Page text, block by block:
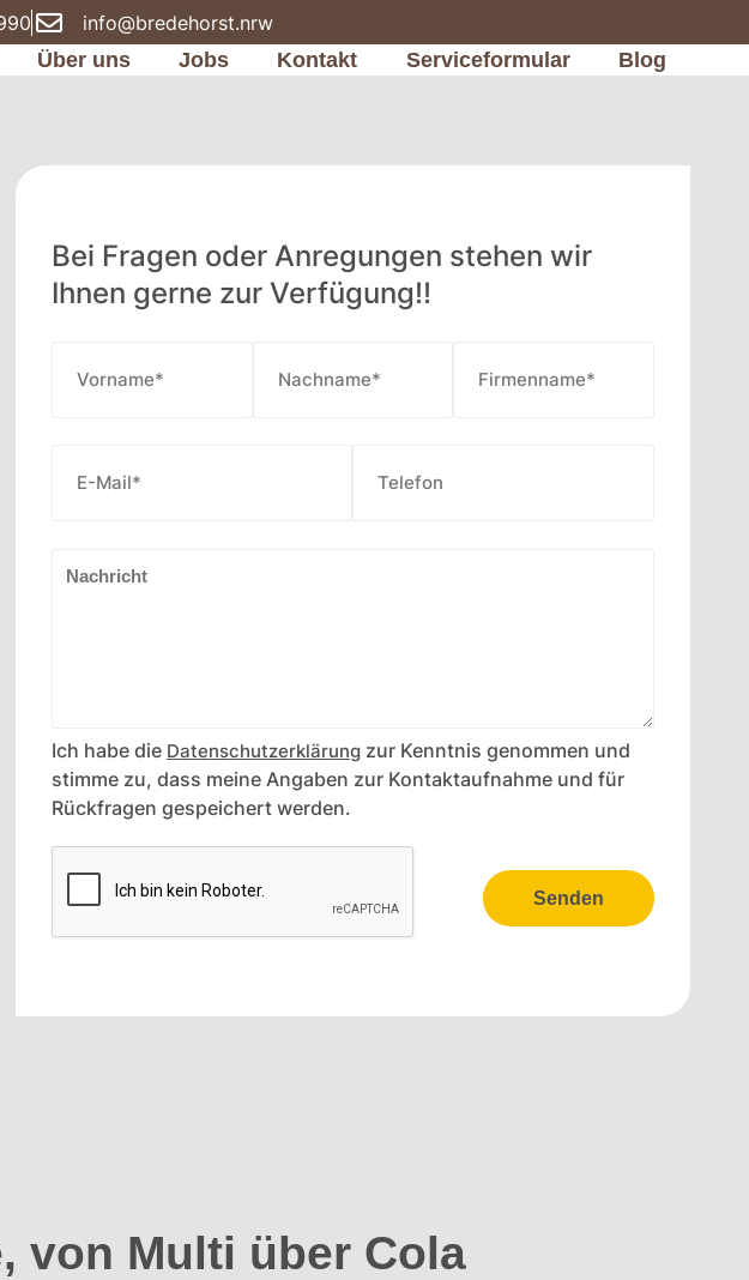
info@bredehorst.nrw
Über uns Jobs Kontakt Serviceformular Blog
Bei Fragen oder Anregungen stehen wir
Ihnen gerne zur Verfügung!!
Ich habe die Datenschutzerklärung zur Kenntnis genommen und
stimme zu, dass meine Angaben zur Kontaktaufnahme und für
Rückfragen gespeichert werden.
von Multi über Cola